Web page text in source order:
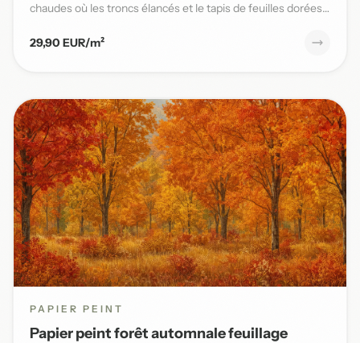
chaudes où les troncs élancés et le tapis de feuilles dorées
29,90 EUR/m²
PAPIER PEINT
Papier peint forêt automnale feuillage